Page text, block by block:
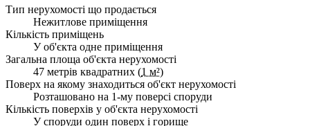
Тип нерухомості що продається
Нежитлове приміщення
Кількість приміщень
У об'єкта одне приміщення
Загальна площа об'єкта нерухомості
47 метрів квадратних (1 м²)
Поверх на якому знаходиться об'єкт нерухомості
Розташовано на 1-му поверсі споруди
Кількість поверхів у об'єкта нерухомості
У споруди один поверх і горище